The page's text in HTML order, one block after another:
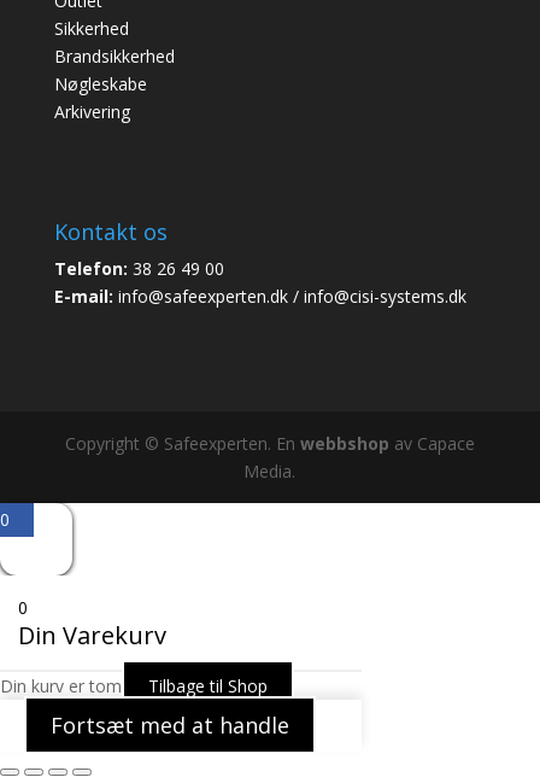
Sikkerhed
Brandsikkerhed
Nøgleskabe
Arkivering
Kontakt os
Telefon: 38 26 49 00
E-mail: info@safeexperten.dk / info@cisi-systems.dk
Copyright © Safeexperten. En webbshop av Capace
Media.
0
0
Din Varekurv
Din kurv er tom Tilbage til Shop
Fortsæt med at handle